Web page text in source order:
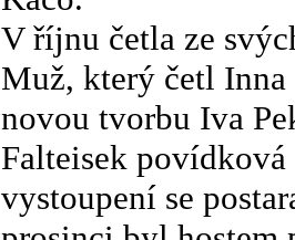
V říjnu četla ze
Muž, který četl
novou tvorbu Iva
Falteisek
vystoupení se